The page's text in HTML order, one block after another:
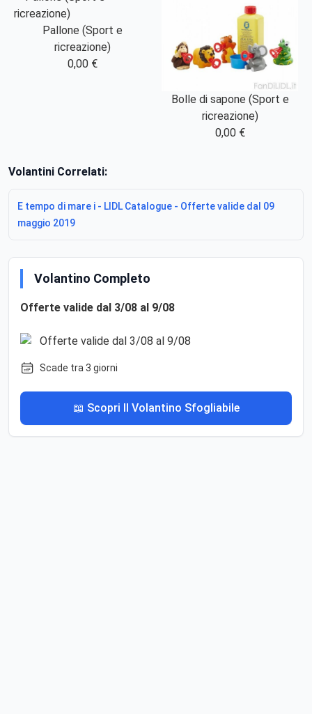
Pallone (Sport e
ricreazione)
0,00 €
Bolle di sapone (Sport e
ricreazione)
0,00 €
Volantini Correlati:
E tempo di mare i - LIDL Catalogue - Offerte valide dal 09
maggio 2019
Volantino Completo
Offerte valide dal 3/08 al 9/08
Scade tra 3 giorni
📖 Scopri Il Volantino Sfogliabile